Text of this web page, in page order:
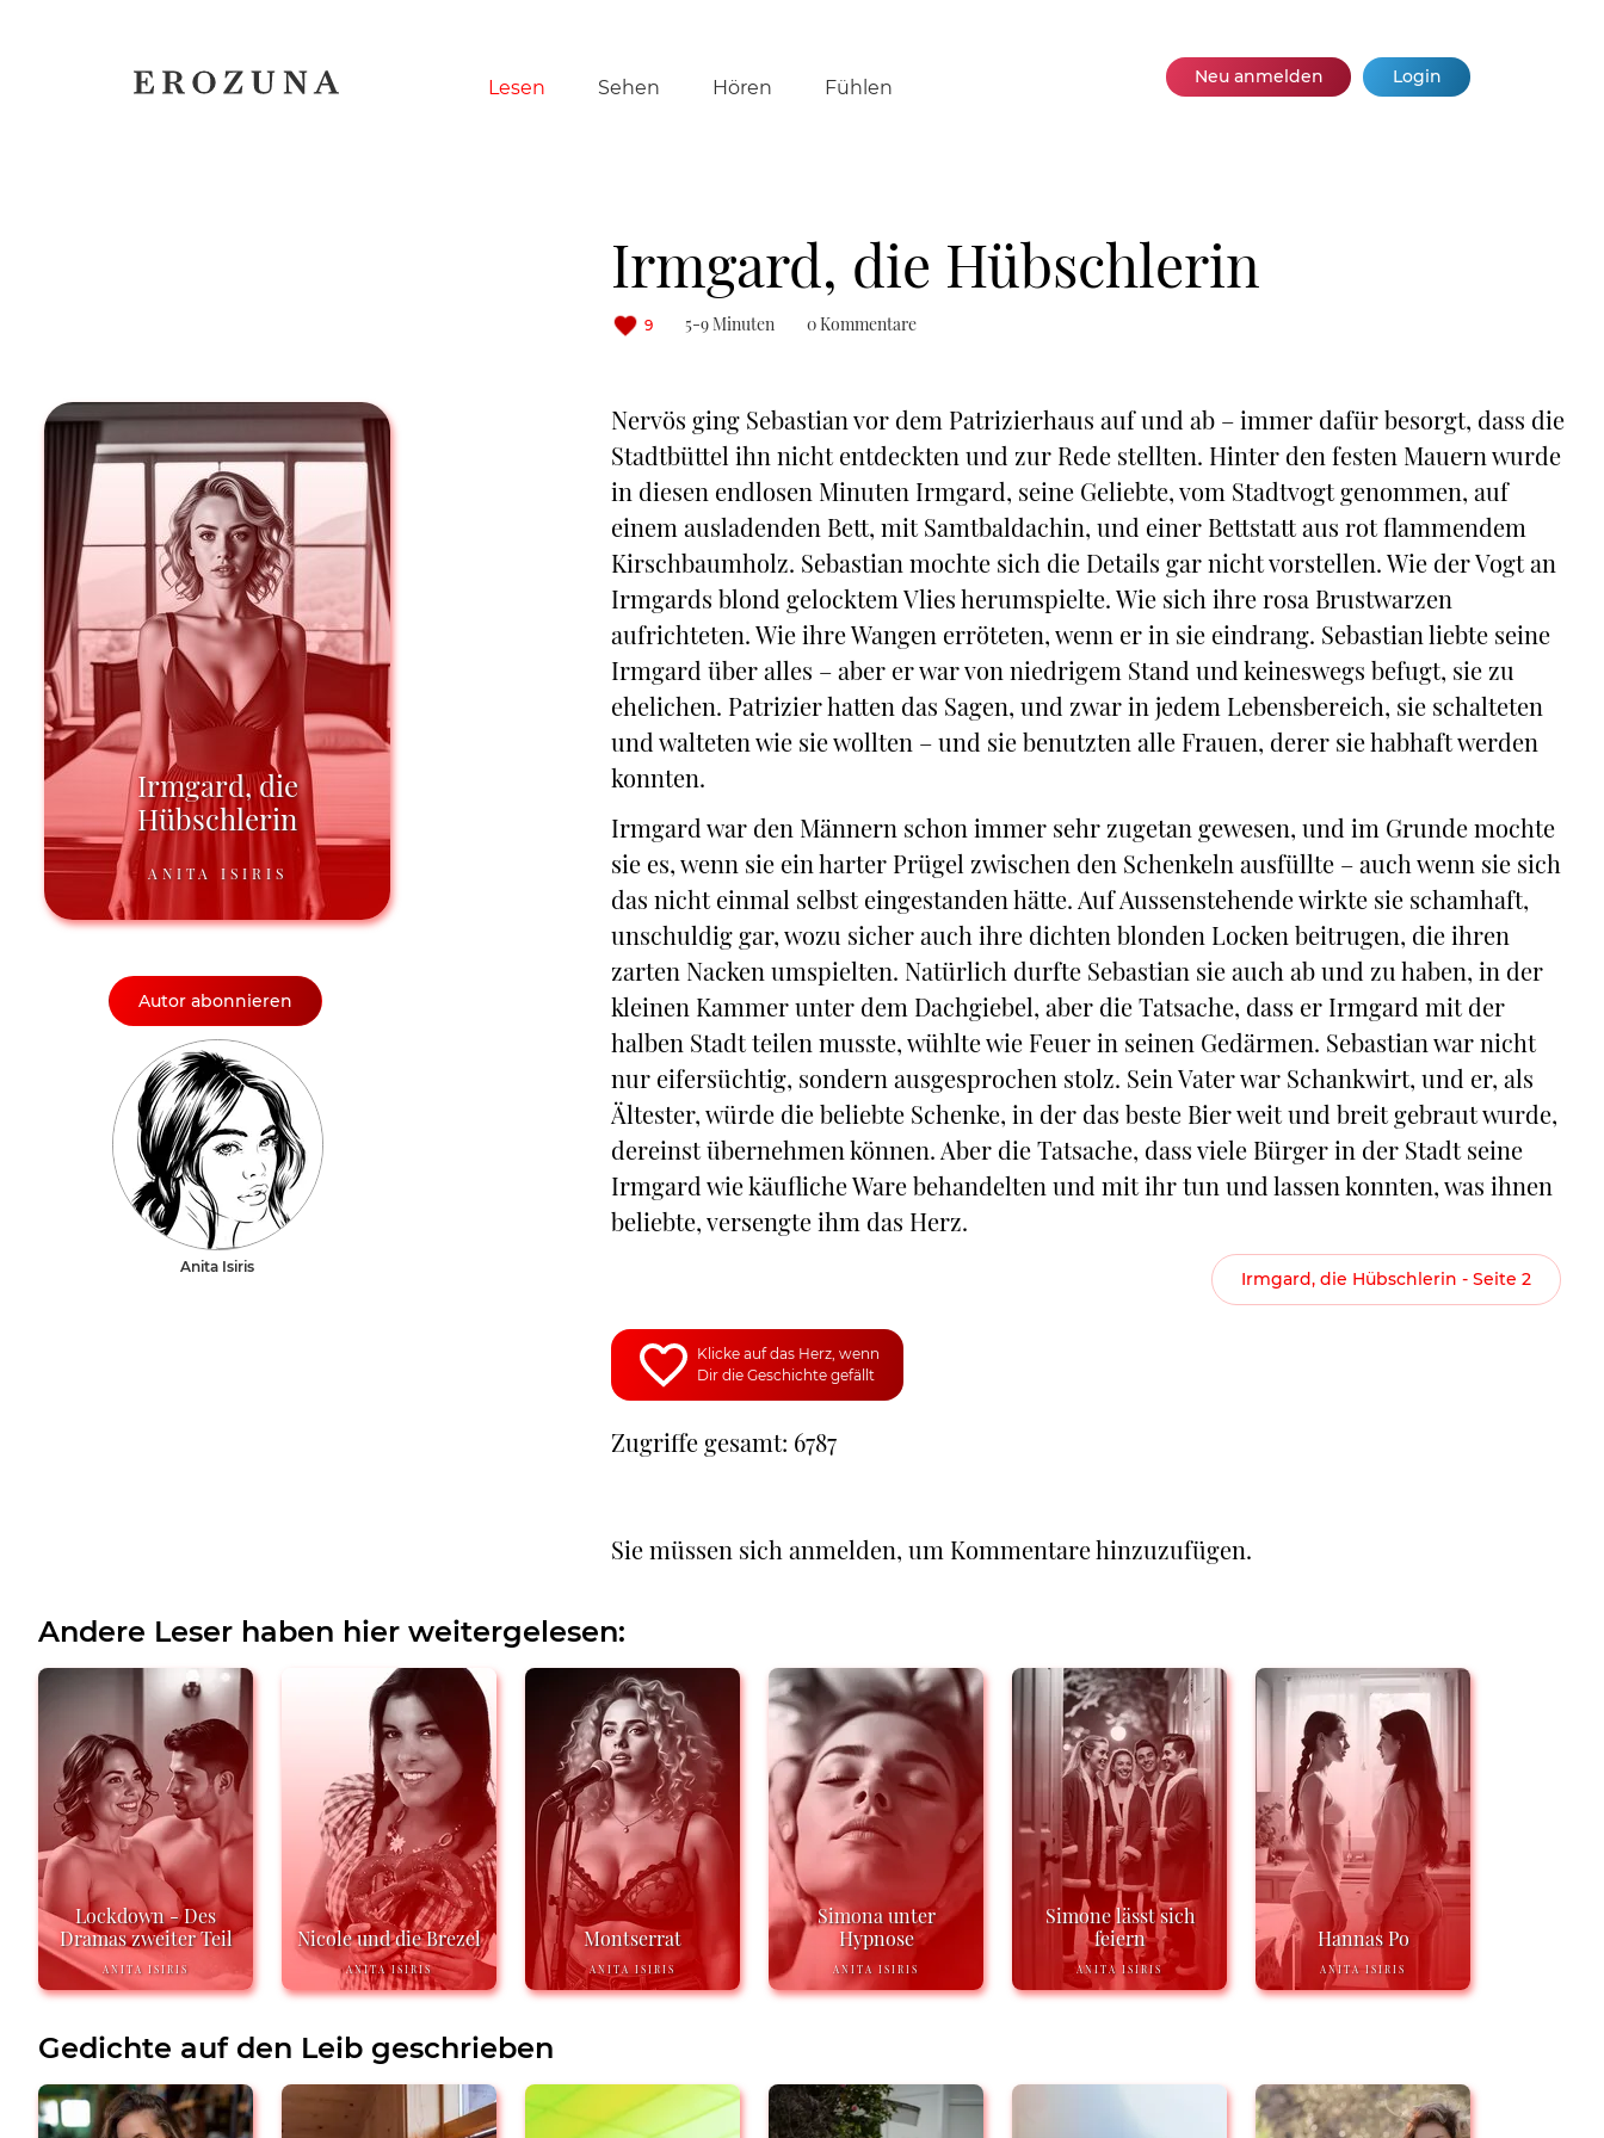
Navigation
Lesen Sehen Hören Fühlen Neu anmelden Login
Irmgard, die Hübschlerin
9 5-9 Minuten 0 Kommentare
Irmgard, die
Hübschlerin
ANITA ISIRIS
Autor abonnieren
Anita Isiris
Nervös ging Sebastian vor dem Patrizierhaus auf und ab – immer dafür besorgt, dass die
Stadtbüttel ihn nicht entdeckten und zur Rede stellten. Hinter den festen Mauern wurde
in diesen endlosen Minuten Irmgard, seine Geliebte, vom Stadtvogt genommen, auf
einem ausladenden Bett, mit Samtbaldachin, und einer Bettstatt aus rot flammendem
Kirschbaumholz. Sebastian mochte sich die Details gar nicht vorstellen. Wie der Vogt an
Irmgards blond gelocktem Vlies herumspielte. Wie sich ihre rosa Brustwarzen
aufrichteten. Wie ihre Wangen erröteten, wenn er in sie eindrang. Sebastian liebte seine
Irmgard über alles – aber er war von niedrigem Stand und keineswegs befugt, sie zu
ehelichen. Patrizier hatten das Sagen, und zwar in jedem Lebensbereich, sie schalteten
und walteten wie sie wollten – und sie benutzten alle Frauen, derer sie habhaft werden
konnten.
Irmgard war den Männern schon immer sehr zugetan gewesen, und im Grunde mochte
sie es, wenn sie ein harter Prügel zwischen den Schenkeln ausfüllte – auch wenn sie sich
das nicht einmal selbst eingestanden hätte. Auf Aussenstehende wirkte sie schamhaft,
unschuldig gar, wozu sicher auch ihre dichten blonden Locken beitrugen, die ihren
zarten Nacken umspielten. Natürlich durfte Sebastian sie auch ab und zu haben, in der
kleinen Kammer unter dem Dachgiebel, aber die Tatsache, dass er Irmgard mit der
halben Stadt teilen musste, wühlte wie Feuer in seinen Gedärmen. Sebastian war nicht
nur eifersüchtig, sondern ausgesprochen stolz. Sein Vater war Schankwirt, und er, als
Ältester, würde die beliebte Schenke, in der das beste Bier weit und breit gebraut wurde,
dereinst übernehmen können. Aber die Tatsache, dass viele Bürger in der Stadt seine
Irmgard wie käufliche Ware behandelten und mit ihr tun und lassen konnten, was ihnen
beliebte, versengte ihm das Herz.
Irmgard, die Hübschlerin - Seite 2
Klicke auf das Herz, wenn
Dir die Geschichte gefällt
Zugriffe gesamt: 6787
Sie müssen sich anmelden, um Kommentare hinzuzufügen.
Andere Leser haben hier weitergelesen:
Lockdown - Des
Dramas zweiter Teil
ANITA ISIRIS
Nicole und die Brezel
ANITA ISIRIS
Montserrat
ANITA ISIRIS
Simona unter
Hypnose
ANITA ISIRIS
Simone lässt sich
feiern
ANITA ISIRIS
Hannas Po
ANITA ISIRIS
Gedichte auf den Leib geschrieben